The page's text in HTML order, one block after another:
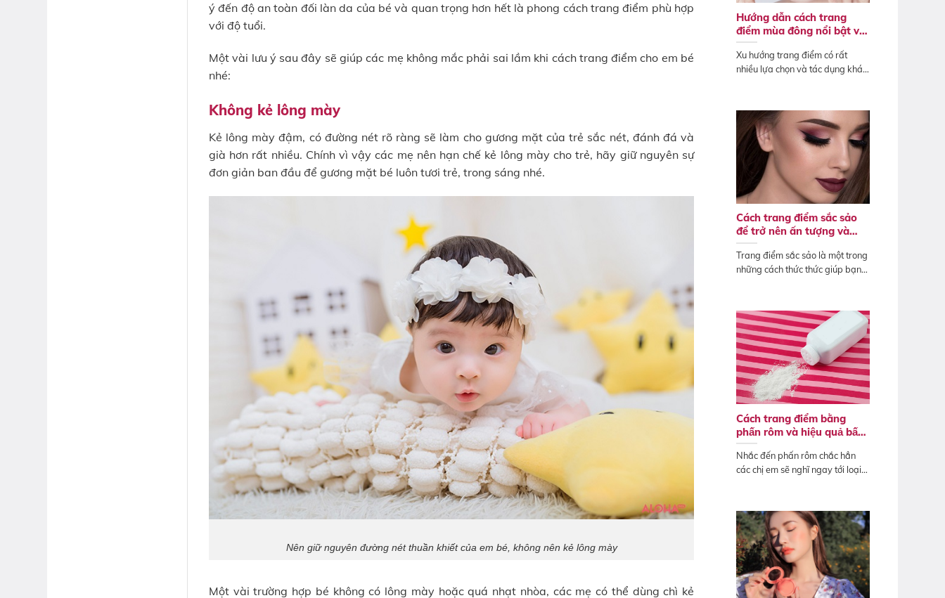
ý đến độ an toàn đối làn da của bé và quan trọng hơn hết là phong cách trang điểm phù hợp
với độ tuổi.
Một vài lưu ý sau đây sẽ giúp các mẹ không mắc phải sai lầm khi cách trang điểm cho em bé
nhé:
Không kẻ lông mày
Kẻ lông mày đậm, có đường nét rõ ràng sẽ làm cho gương mặt của trẻ sắc nét, đánh đá và
già hơn rất nhiều. Chính vì vậy các mẹ nên hạn chế kẻ lông mày cho trẻ, hãy giữ nguyên sự
đơn giản ban đầu để gương mặt bé luôn tươi trẻ, trong sáng nhé.
Nên giữ nguyên đường nét thuần khiết của em bé, không nên kẻ lông mày
Một vài trường hợp bé không có lông mày hoặc quá nhạt nhòa, các mẹ có thể dùng chì kẻ
Hướng dẫn cách trang
điểm mùa đông nổi bật và
ấn tượng
Xu hướng trang điểm có rất
nhiều lựa chọn và tác dụng khác
Cách trang điểm sắc sảo
để trở nên ấn tượng và
quyến rũ Tết 2025
Trang điểm sắc sảo là một trong
những cách thức thức giúp bạn
Cách trang điểm bằng
phấn rôm và hiệu quả bất
ngờ
Nhắc đến phấn rôm chắc hẳn
các chị em sẽ nghĩ ngay tới loại